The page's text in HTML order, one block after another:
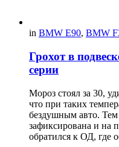
in BMW E90, BMW
Грохот в
серии
Мороз стоял за 30,
что при таких
бездушным авто.
зафиксирована и на
обратился к ОД, где